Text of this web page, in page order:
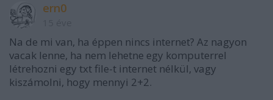
ern0
Na de mi van, ha éppen nincs internet? Az nagyon
vacak lenne, ha nem lehetne egy komputerrel
létrehozni egy txt file-t internet nélkül, vagy
kiszámolni, hogy mennyi 2+2.